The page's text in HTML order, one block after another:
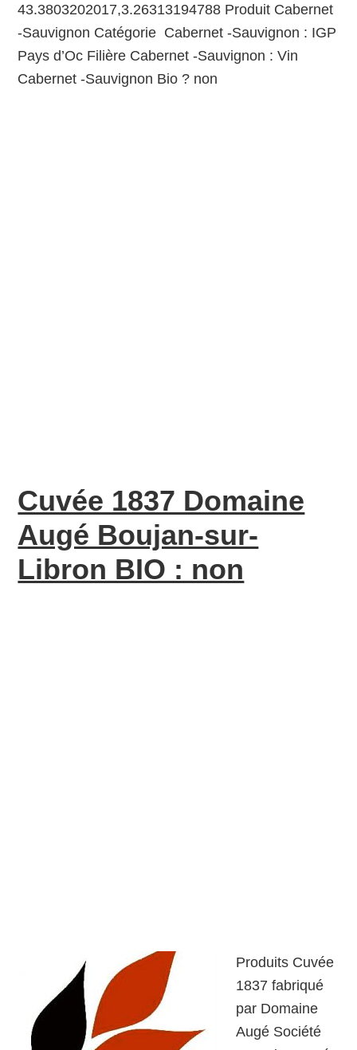
43.3803202017,3.26313194788 Produit Cabernet
-Sauvignon Catégorie Cabernet -Sauvignon : IGP
Pays d’Oc Filière Cabernet -Sauvignon : Vin
Cabernet -Sauvignon Bio ? non
Cuvée 1837 Domaine
Augé Boujan-sur-
Libron BIO : non
Produits Cuvée
1837 fabriqué
par Domaine
Augé Société